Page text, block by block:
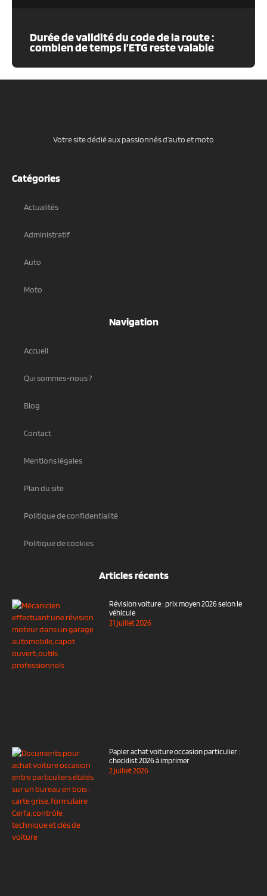
Durée de validité du code de la route :
combien de temps l’ETG reste valable
Votre site dédié aux passionnés d’auto et moto
Catégories
Actualités
Administratif
Auto
Moto
Navigation
Accueil
Qui sommes-nous ?
Blog
Contact
Mentions légales
Plan du site
Politique de confidentialité
Politique de cookies
Articles récents
Révision voiture : prix moyen 2026 selon le
véhicule
31 juillet 2026
Papier achat voiture occasion particulier :
checklist 2026 à imprimer
2 juillet 2026